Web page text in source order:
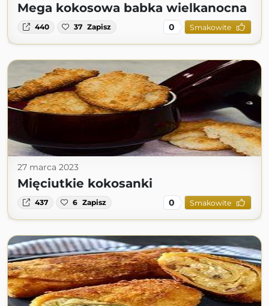
Mega kokosowa babka wielkanocna
440 37 Zapisz 0 Smakowite
27 marca 2023
Mięciutkie kokosanki
437 6 Zapisz 0 Smakowite